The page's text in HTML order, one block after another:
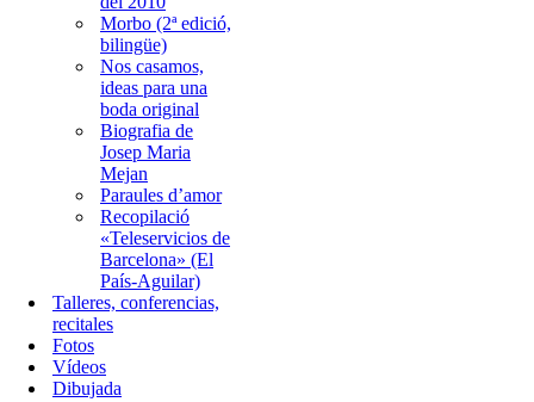
Morbo (2ª edició,
bilingüe)
Nos casamos,
ideas para una
boda original
Biografia de
Josep Maria
Mejan
Paraules d’amor
Recopilació
«Teleservicios de
Barcelona» (El
País-Aguilar)
Talleres, conferencias,
recitales
Fotos
Vídeos
Dibujada